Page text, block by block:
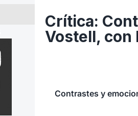
Crítica:
Vostell, con
Contrastes y